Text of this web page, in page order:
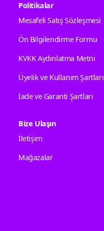
Politikalar
Mesafeli Satış Sözleşmesi
Ön Bilgilendirme Formu
KVKK Aydınlatma Metni
Üyelik ve Kullanım Şartları
İade ve Garanti Şartları
Bize Ulaşın
İletişim
Mağazalar